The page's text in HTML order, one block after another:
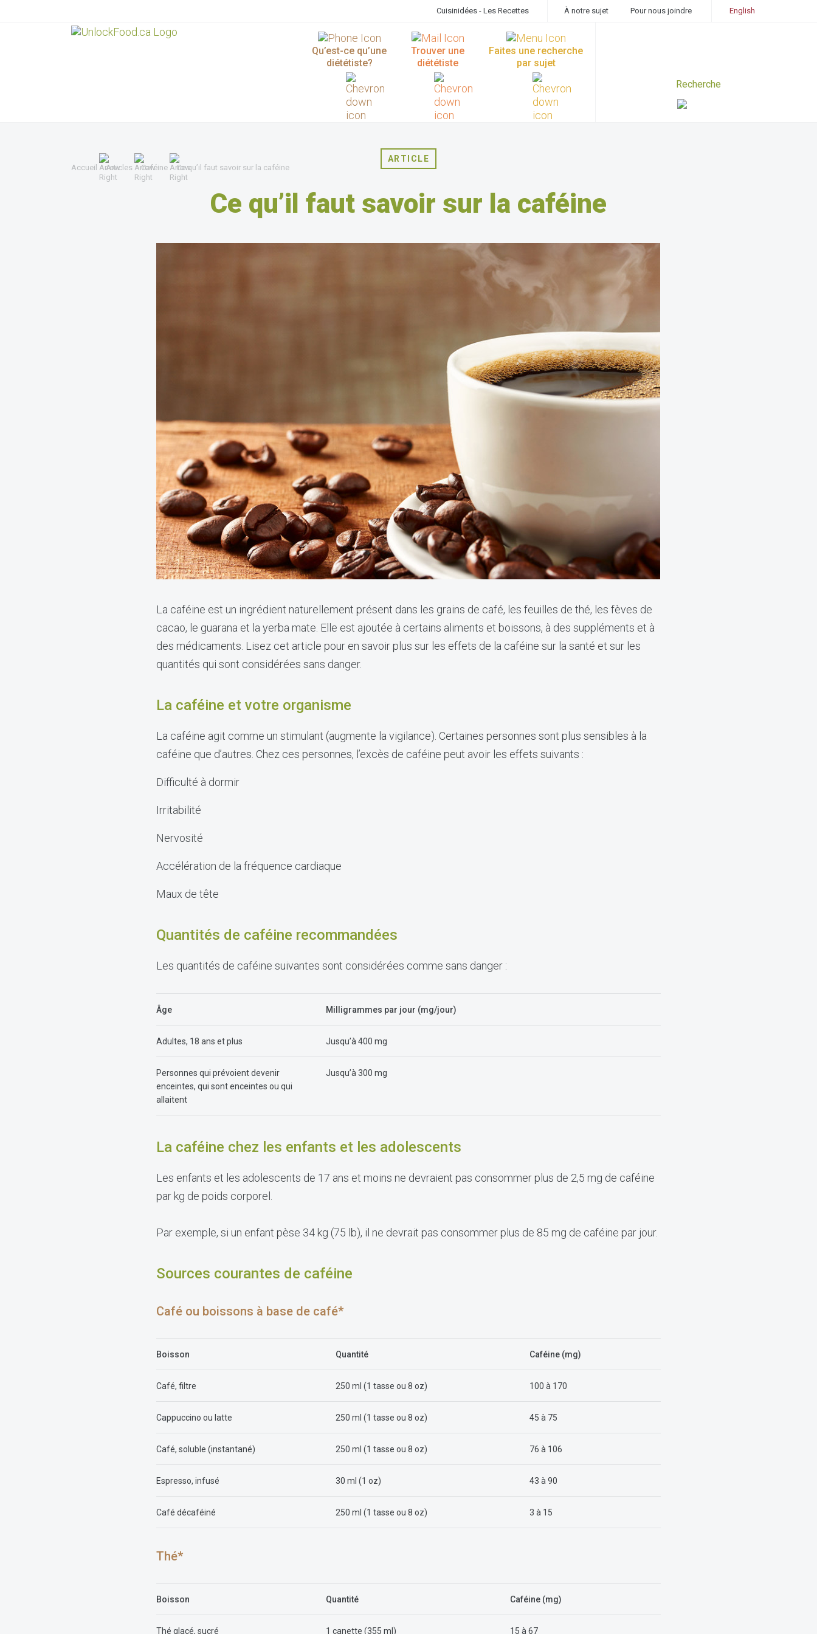
Cuisinidées - Les Recettes À notre sujet Pour nous joindre English
Qu’est-ce qu’une
diététiste?
Trouver une
diététiste
Faites une recherche
par sujet
Accueil Articles Caféine Ce qu’il faut savoir sur la caféine
ARTICLE
Ce qu’il faut savoir sur la caféine
La caféine est un ingrédient naturellement présent dans les grains de café, les feuilles de thé, les fèves de
cacao, le guarana et la yerba mate. Elle est ajoutée à certains aliments et boissons, à des suppléments et à
des médicaments. Lisez cet article pour en savoir plus sur les effets de la caféine sur la santé et sur les
quantités qui sont considérées sans danger.
La caféine et votre organisme
La caféine agit comme un stimulant (augmente la vigilance). Certaines personnes sont plus sensibles à la
caféine que d’autres. Chez ces personnes, l’excès de caféine peut avoir les effets suivants :
Difficulté à dormir
Irritabilité
Nervosité
Accélération de la fréquence cardiaque
Maux de tête
Quantités de caféine recommandées
Les quantités de caféine suivantes sont considérées comme sans danger :
Âge Milligrammes par jour (mg/jour)
Adultes, 18 ans et plus Jusqu’à 400 mg
Personnes qui prévoient devenir
enceintes, qui sont enceintes ou qui
allaitent
Jusqu’à 300 mg
La caféine chez les enfants et les adolescents
Les enfants et les adolescents de 17 ans et moins ne devraient pas consommer plus de 2,5 mg de caféine
par kg de poids corporel.
Par exemple, si un enfant pèse 34 kg (75 lb), il ne devrait pas consommer plus de 85 mg de caféine par jour.
Sources courantes de caféine
Café ou boissons à base de café*
Boisson Quantité Caféine (mg)
Café, filtre 250 ml (1 tasse ou 8 oz) 100 à 170
Cappuccino ou latte 250 ml (1 tasse ou 8 oz) 45 à 75
Café, soluble (instantané) 250 ml (1 tasse ou 8 oz) 76 à 106
Espresso, infusé 30 ml (1 oz) 43 à 90
Café décaféiné 250 ml (1 tasse ou 8 oz) 3 à 15
Thé*
Boisson Quantité Caféine (mg)
Thé glacé, sucré 1 canette (355 ml) 15 à 67